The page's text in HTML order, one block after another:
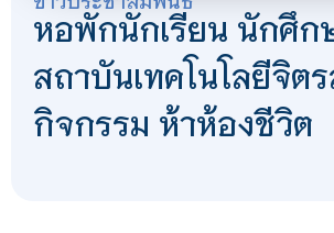
หอพักนักเรียน นักศึก
สถาบันเทคโนโลยีจิต
กิจกรรม ห้าห้องชีวิต